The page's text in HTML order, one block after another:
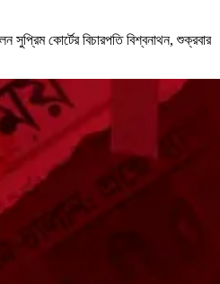
সুপ্রিম কোর্টের বিচারপতি বিশ্বনাথন, শুক্রবার